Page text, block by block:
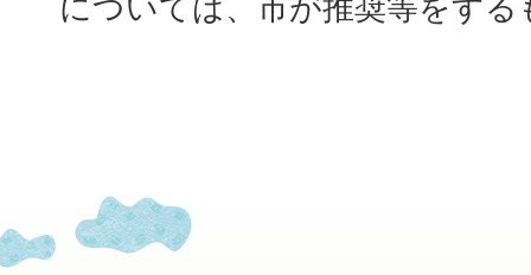
については、市が推奨等をす